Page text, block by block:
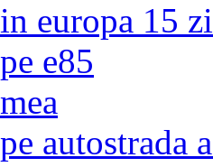
europa 15
e85
autostrada